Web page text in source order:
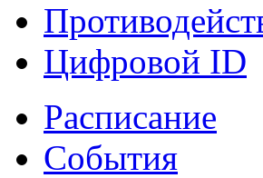
Цифровой ID
Расписание
События